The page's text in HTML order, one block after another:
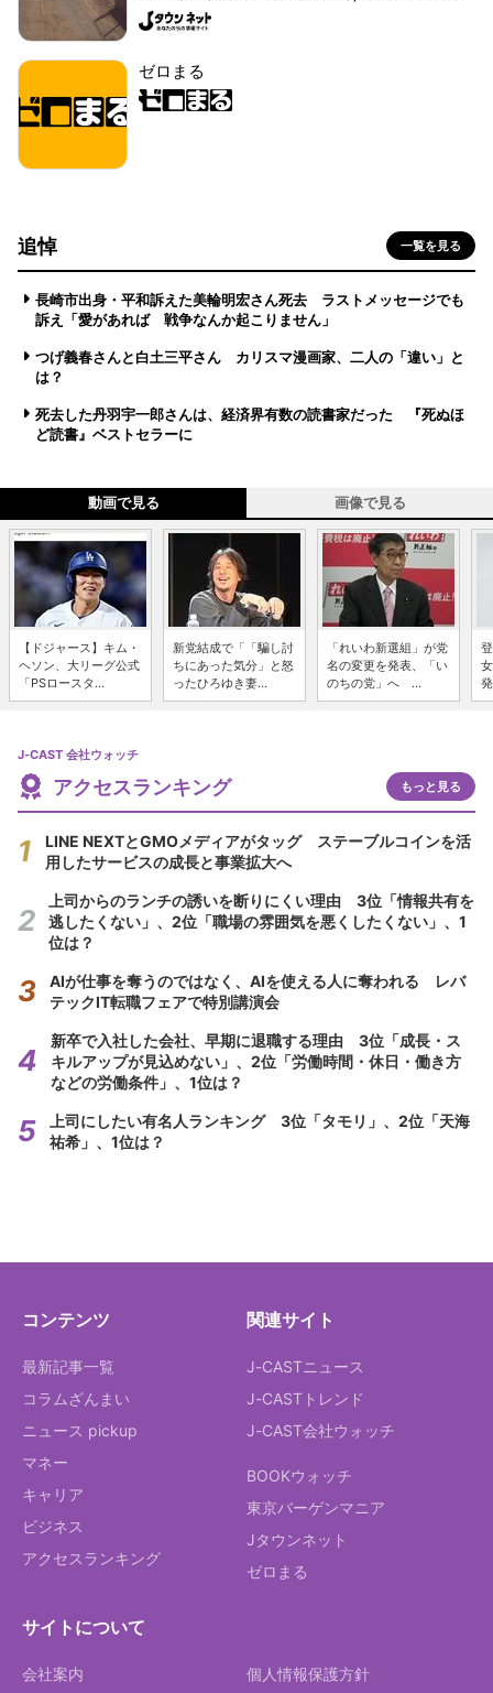
ゼロまる
追悼 一覧を見る
長崎市出身・平和訴えた美輪明宏さん死去 ラストメッセージでも
訴え「愛があれば 戦争なんか起こりません」
つげ義春さんと白土三平さん カリスマ漫画家、二人の「違い」と
は？
死去した丹羽宇一郎さんは、経済界有数の読書家だった 『死ぬほ
ど読書』ベストセラーに
動画で見る 画像で見る
【ドジャース】キム・
ヘソン、大リーグ公式
「PSロースタ...
新党結成で「「騙し討
ちにあった気分」と怒
ったひろゆき妻...
「れいわ新選組」が党
名の変更を発表、「い
のちの党」へ ...
J-CAST 会社ウォッチ
アクセスランキング もっと見る
LINE NEXTとGMOメディアがタッグ ステーブルコインを活
用したサービスの成長と事業拡大へ
上司からのランチの誘いを断りにくい理由 3位「情報共有を
逃したくない」、2位「職場の雰囲気を悪くしたくない」、1
位は？
AIが仕事を奪うのではなく、AIを使える人に奪われる レバ
テックIT転職フェアで特別講演会
新卒で入社した会社、早期に退職する理由 3位「成長・ス
キルアップが見込めない」、2位「労働時間・休日・働き方
などの労働条件」、1位は？
上司にしたい有名人ランキング 3位「タモリ」、2位「天海
祐希」、1位は？
コンテンツ
最新記事一覧
コラムざんまい
ニュース pickup
マネー
キャリア
ビジネス
アクセスランキング
関連サイト
J-CASTニュース
J-CASTトレンド
J-CAST会社ウォッチ
BOOKウォッチ
東京バーゲンマニア
Jタウンネット
ゼロまる
サイトについて
会社案内 個人情報保護方針